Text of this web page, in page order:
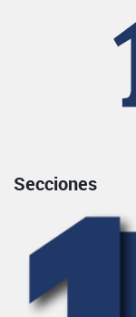
Secciones